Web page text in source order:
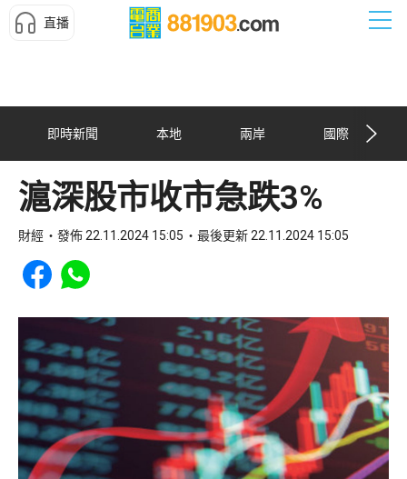
直播
即時新聞 本地 兩岸 國際
滬深股市收市急跌3%
財經 發佈 22.11.2024 15:05 最後更新 22.11.2024 15:05
Share to Facebook
Share to WhatsApp